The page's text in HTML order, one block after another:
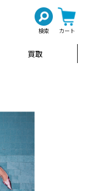
検索 カート
買取